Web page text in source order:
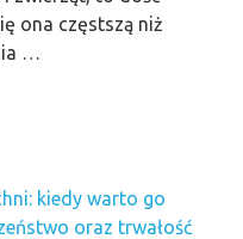
ona częstszą niż
…
kiedy warto go
oraz trwałość